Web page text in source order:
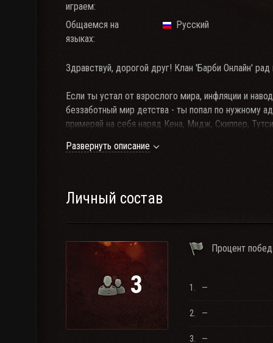
играем:
Общаемся на
языках:
Русский
Здравствуй, дорогой друг! Клан 'Барби Онлайн' рад
Если ты устал от взрослого мира, инфляции и
беззаботный мир детства - ты попал по нужному
примеряй на себя наряд Кена, Мидж, Скиппер,
Развернуть описание
Личный состав
3
Процент побед
1. —
2. —
3. —